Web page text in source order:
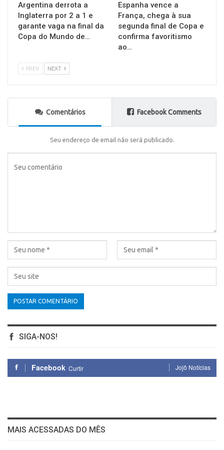
Argentina derrota a
Inglaterra por 2 a 1 e
garante vaga na final da
Copa do Mundo de…
Espanha vence a
França, chega à sua
segunda final de Copa e
confirma favoritismo
ao…
PREV NEXT
Comentários Facebook Comments
Seu endereço de email não será publicado.
SIGA-NOS!
Facebook Curtir Jojô Notícias
MAIS ACESSADAS DO MÊS